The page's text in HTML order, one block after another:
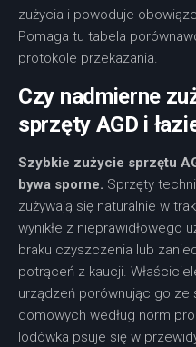
zużycia i powoduje
Pomaga tu tabela
protokole przekazania.
Czy nadmierne
sprzęty AGD i
Szybkie zużycie sprzętu
bywa sporne. Sprzęty
zużywają się naturalnie w
wynikłe z nieprawidłowego
braku czyszczenia lub
potrąceń z kaucji.
urządzeń porównując go ze
domowych według norm
lodówka psuje się w